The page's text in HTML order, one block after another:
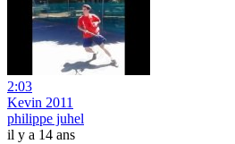
2:03
Kevin 2011
philippe juhel
il y a 14 ans